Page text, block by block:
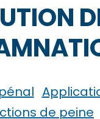
de peine